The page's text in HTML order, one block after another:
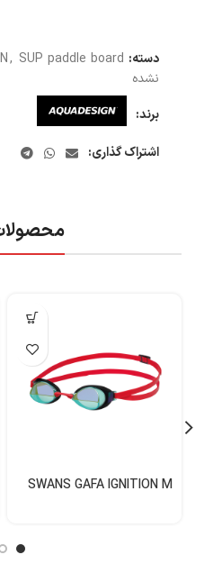
دسته: , SUP paddle board
نشده
برند:
اشتراک گذاری:
SWANS GAFA IGNITION M